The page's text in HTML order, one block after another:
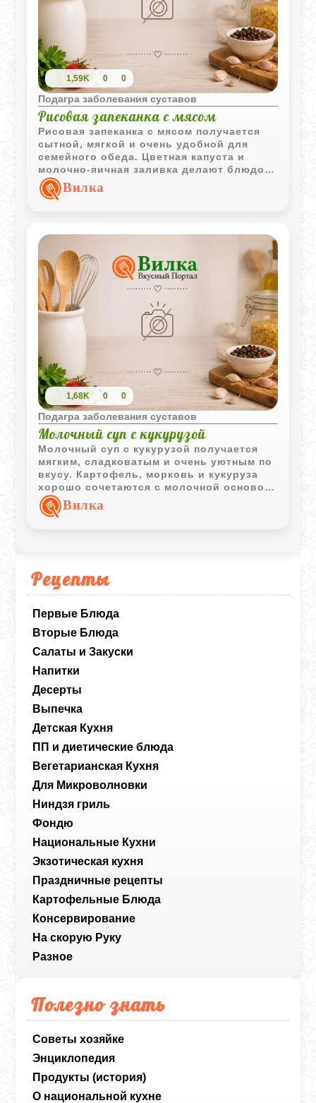
Рецепты
Первые Блюда
Вторые Блюда
Салаты и Закуски
Напитки
Десерты
Выпечка
Детская Кухня
ПП и диетические блюда
Вегетарианская Кухня
Для Микроволновки
Ниндзя гриль
Фондю
Национальные Кухни
Экзотическая кухня
Праздничные рецепты
Картофельные Блюда
Консервирование
На скорую Руку
Разное
Полезно знать
Советы хозяйке
Энциклопедия
Продукты (история)
О национальной кухне
1,59K 0 0
Подагра заболевания суставов
Рисовая запеканка с мясом
Рисовая запеканка с мясом получается
сытной, мягкой и очень удобной для
семейного обеда. Цветная капуста и
молочно-яичная заливка делают блюдо
более сочным и лёгким.
Вилка
1,68K 0 0
Подагра заболевания суставов
Молочный суп с кукурузой
Молочный суп с кукурузой получается
мягким, сладковатым и очень уютным по
вкусу. Картофель, морковь и кукуруза
хорошо сочетаются с молочной основой
и делают блюдо сытным.
Вилка